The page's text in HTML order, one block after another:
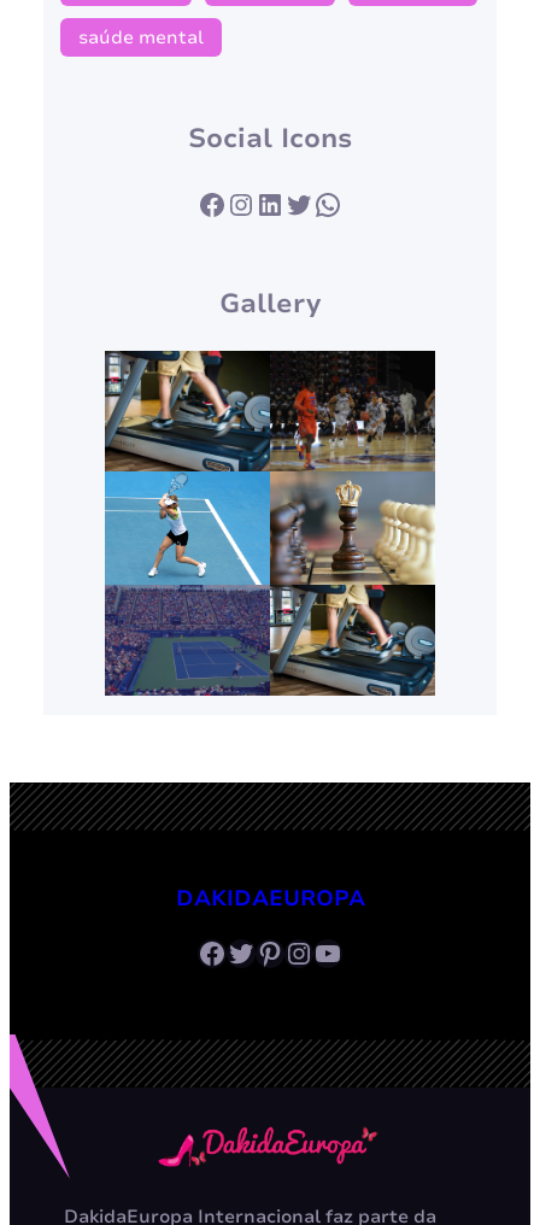
saúde mental
Social Icons
Facebook InstagramLinkedIn Twitter WhatsApp
Gallery
DAKIDAEUROPA
Facebook Twitter Pinterest InstagramYoutube
DakidaEuropa Internacional faz parte da